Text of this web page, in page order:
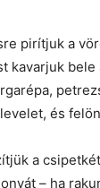
pirítjuk a
kavarjuk
és
a
– ha